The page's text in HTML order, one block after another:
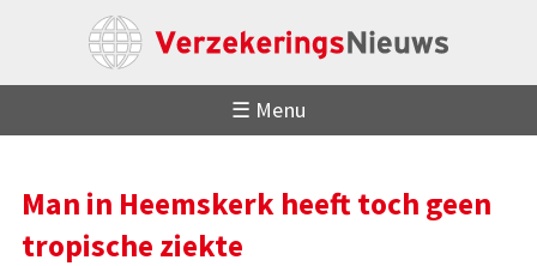
☰ Menu
Man in Heemskerk heeft toch geen
tropische ziekte